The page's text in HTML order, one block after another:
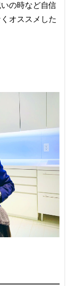
の時など自信
オススメした